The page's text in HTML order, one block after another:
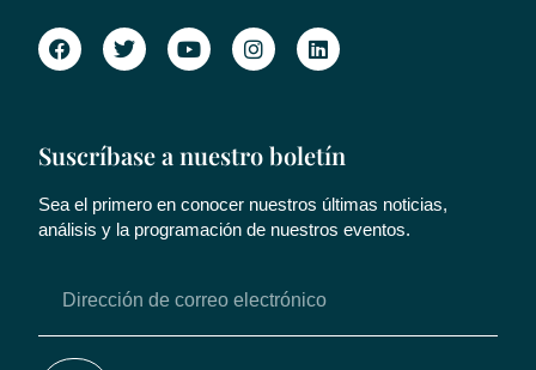
Suscríbase a nuestro boletín
Sea el primero en conocer nuestros últimas noticias,
análisis y la programación de nuestros eventos.